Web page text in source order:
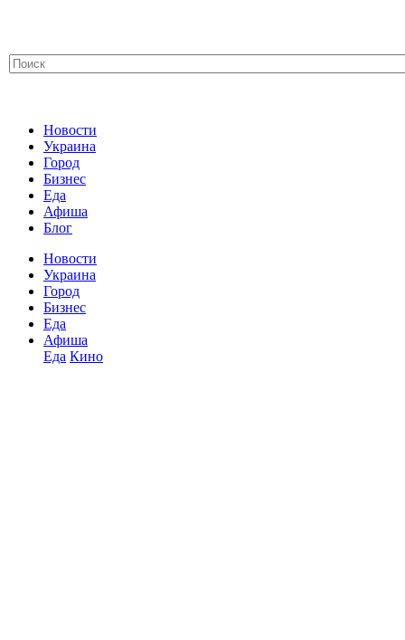
Новости
Украина
Город
Бизнес
Еда
Афиша
Блог
Новости
Украина
Город
Бизнес
Еда
Афиша
Еда Кино